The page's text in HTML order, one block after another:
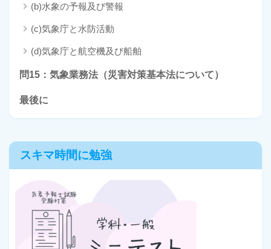
(b)水象の予報及び警報
(c)気象庁と水防活動
(d)気象庁と航空機及び船舶
問15：気象業務法（災害対策基本法について）
最後に
スキマ時間に勉強